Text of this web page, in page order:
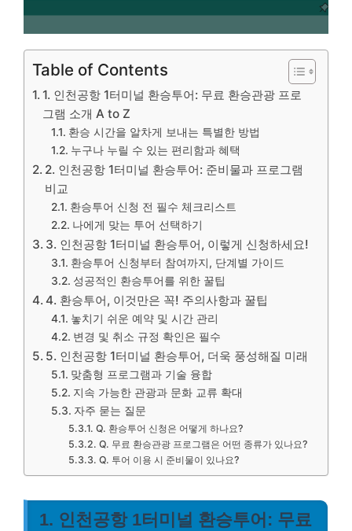
Table of Contents
1. 인천공항 1터미널 환승투어: 무료 환승관광 프로
그램 소개 A to Z
환승 시간을 알차게 보내는 특별한 방법
누구나 누릴 수 있는 편리함과 혜택
2. 인천공항 1터미널 환승투어: 준비물과 프로그램
비교
환승투어 신청 전 필수 체크리스트
나에게 맞는 투어 선택하기
3. 인천공항 1터미널 환승투어, 이렇게 신청하세요!
환승투어 신청부터 참여까지, 단계별 가이드
성공적인 환승투어를 위한 꿀팁
4. 환승투어, 이것만은 꼭! 주의사항과 꿀팁
놓치기 쉬운 예약 및 시간 관리
변경 및 취소 규정 확인은 필수
5. 인천공항 1터미널 환승투어, 더욱 풍성해질 미래
맞춤형 프로그램과 기술 융합
지속 가능한 관광과 문화 교류 확대
자주 묻는 질문
Q. 환승투어 신청은 어떻게 하나요?
Q. 무료 환승관광 프로그램은 어떤 종류가 있나요?
Q. 투어 이용 시 준비물이 있나요?
1. 인천공항 1터미널 환승투어: 무료